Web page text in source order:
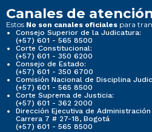
Canales de
Estos No son canales oficiales para
Consejo Superior de la Judicatura:
(+57) 601 - 565 8500
Corte Constitucional:
(+57) 601 - 350 6200
Consejo de Estado:
(+57) 601 - 350 6700
Comisión Nacional de Disciplina
(+57) 601 - 565 8500
Corte Suprema de Justicia:
(+57) 601 - 362 2000
Dirección Ejecutiva de
Carrera 7 # 27-18, Bogotá
(+57) 601 - 565 8500